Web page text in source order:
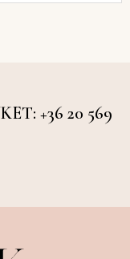
+36 20 569